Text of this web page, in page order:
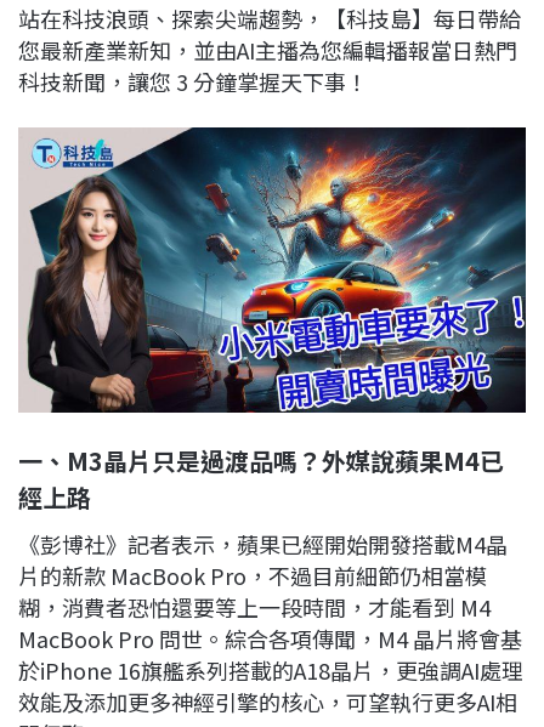
c
e
b
o
n
e
r
e
a
n
k
e
I
n
p
y
L
n
k
站在科技浪頭、探索尖端趨勢，【科技島】每日帶給
您最新產業新知，並由AI主播為您編輯播報當日熱門
科技新聞，讓您 3 分鐘掌握天下事！
一、M3晶片只是過渡品嗎？外媒說蘋果M4已
經上路
《彭博社》記者表示，蘋果已經開始開發搭載M4晶
片的新款 MacBook Pro，不過目前細節仍相當模
糊，消費者恐怕還要等上一段時間，才能看到 M4
MacBook Pro 問世。綜合各項傳聞，M4 晶片將會基
於iPhone 16旗艦系列搭載的A18晶片，更強調AI處理
效能及添加更多神經引擎的核心，可望執行更多AI相